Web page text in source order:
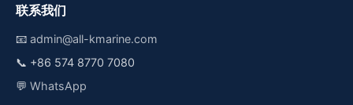
联系我们
📧 admin@all-kmarine.com
📞 +86 574 8770 7080
💬 WhatsApp